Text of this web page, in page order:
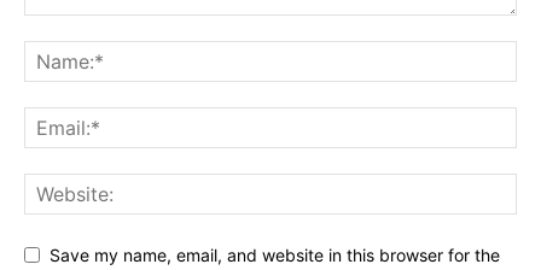
Save my name, email, and website in this browser for the